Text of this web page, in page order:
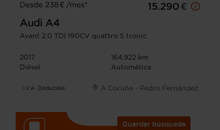
Desde 238 € /mes*
15.290 €
Audi A4
Avant 2.0 TDI 190CV quattro S tronic
2017
164.922 km
Diésel
Automática
I.V.A. Deducible A Coruña - Pedro Fernández
Guardar búsqueda